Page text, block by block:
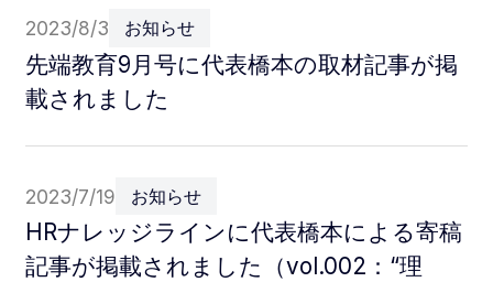
2023/8/3 お知らせ
先端教育9月号に代表橋本の取材記事が掲
載されました
2023/7/19 お知らせ
HRナレッジラインに代表橋本による寄稿
記事が掲載されました（vol.002：“理